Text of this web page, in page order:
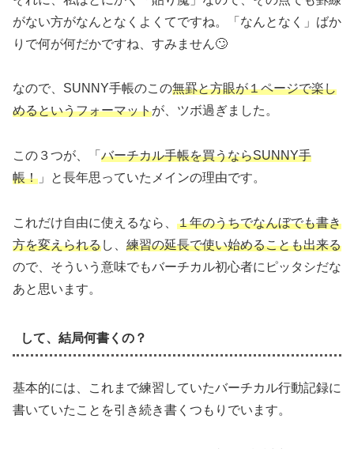
がない方がなんとなくよくてですね。「なんとなく」ばか
りで何が何だかですね、すみません🙄
なので、SUNNY手帳のこの無罫と方眼が１ページで楽し
めるというフォーマットが、ツボ過ぎました。
この３つが、「 バーチカル手帳を買うならSUNNY手
帳！ 」と長年思っていたメインの理由です。
これだけ自由に使えるなら、 １年のうちでなんぼでも書き
方を変えられるし、 練習の延長で使い始めることも出来る
ので、そういう意味でもバーチカル初心者にピッタシだな
あと思います。
して、結局何書くの？
基本的には、これまで練習していたバーチカル行動記録に
書いていたことを引き続き書くつもりでいます。